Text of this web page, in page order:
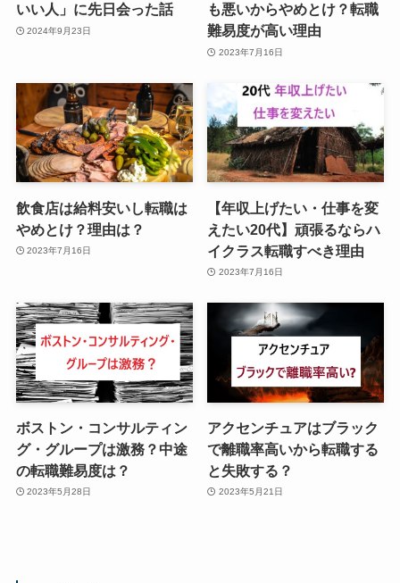
いい人」に先日会った話
2024年9月23日
も悪いからやめとけ？転職
難易度が高い理由
2023年7月16日
飲食店は給料安いし転職は
やめとけ？理由は？
2023年7月16日
【年収上げたい・仕事を変
えたい20代】頑張るならハ
イクラス転職すべき理由
2023年7月16日
ボストン・コンサルティン
グ・グループは激務？中途
の転職難易度は？
2023年5月28日
アクセンチュアはブラック
で離職率高いから転職する
と失敗する？
2023年5月21日